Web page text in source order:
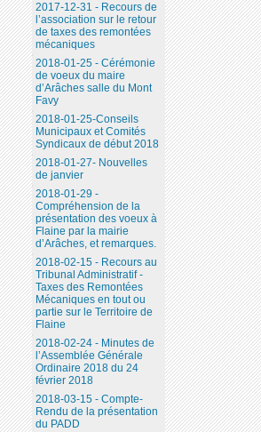
2017-12-31 - Recours de
l’association sur le retour
de taxes des remontées
mécaniques
2018-01-25 - Cérémonie
de voeux du maire
d’Arâches salle du Mont
Favy
2018-01-25-Conseils
Municipaux et Comités
Syndicaux de début 2018
2018-01-27- Nouvelles
de janvier
2018-01-29 -
Compréhension de la
présentation des voeux à
Flaine par la mairie
d’Arâches, et remarques.
2018-02-15 - Recours au
Tribunal Administratif -
Taxes des Remontées
Mécaniques en tout ou
partie sur le Territoire de
Flaine
2018-02-24 - Minutes de
l’Assemblée Générale
Ordinaire 2018 du 24
février 2018
2018-03-15 - Compte-
Rendu de la présentation
du PADD